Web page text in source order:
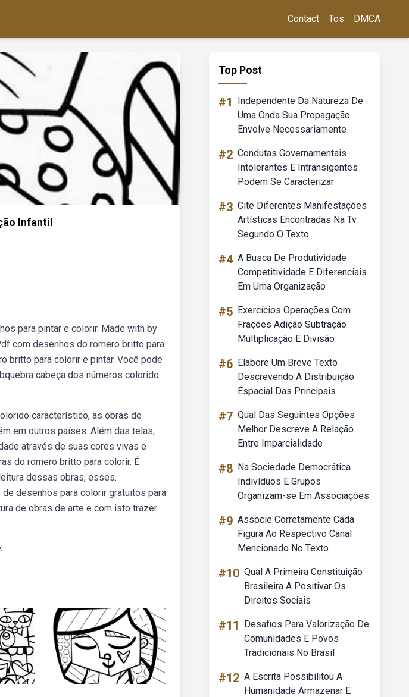
Contact Tos DMCA
Infantil
para pintar e colorir. Made with by
com desenhos do romero britto para
britto para colorir e pintar. Você pode
cabeça dos números colorido
característico, as obras de
em outros países. Além das telas,
através de suas cores vivas e
do romero britto para colorir. É
dessas obras, esses.
desenhos para colorir gratuitos para
de obras de arte e com isto trazer
Top Post
#1
Independente Da Natureza De
Uma Onda Sua Propagação
Envolve Necessariamente
#2 Condutas Governamentais
Intolerantes E Intransigentes
Podem Se Caracterizar
#3 Cite Diferentes Manifestações
Artísticas Encontradas Na Tv
Segundo O Texto
#4 A Busca De Produtividade
Competitividade E Diferenciais
Em Uma Organização
#5 Exercícios Operações Com
Frações Adição Subtração
Multiplicação E Divisão
#6 Elabore Um Breve Texto
Descrevendo A Distribuição
Espacial Das Principais
#7 Qual Das Seguintes Opções
Melhor Descreve A Relação
Entre Imparcialidade
#8 Na Sociedade Democrática
Indivíduos E Grupos
Organizam-se Em Associações
#9 Associe Corretamente Cada
Figura Ao Respectivo Canal
Mencionado No Texto
#10 Qual A Primeira Constituição
Brasileira A Positivar Os
Direitos Sociais
#11
Desafios Para Valorização De
Comunidades E Povos
Tradicionais No Brasil
#12 A Escrita Possibilitou A
Humanidade Armazenar E